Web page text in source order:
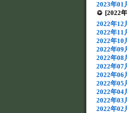
2023年01
[2022
2022年12
2022年11
2022年10
2022年09
2022年08
2022年07
2022年06
2022年05
2022年04
2022年03
2022年02